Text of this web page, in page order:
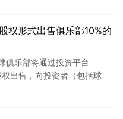
权形式出售俱乐部10%的
俱乐部将通过投资平台
出售，向投资者（包括球
机会选…